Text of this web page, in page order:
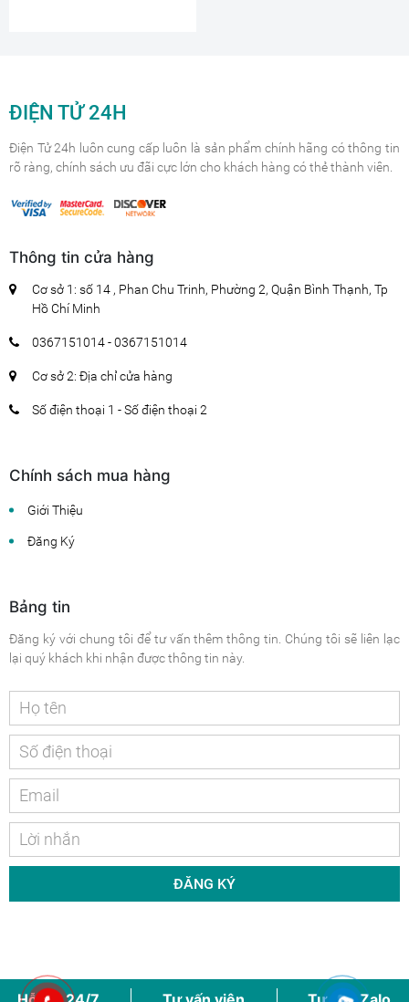
ĐIỆN TỬ 24H
Điện Tử 24h luôn cung cấp luôn là sản phẩm chính hãng có thông tin
rõ ràng, chính sách ưu đãi cực lớn cho khách hàng có thẻ thành viên.
Thông tin cửa hàng
Cơ sở 1: số 14 , Phan Chu Trinh, Phường 2, Quận Bình Thạnh, Tp
Hồ Chí Minh
0367151014 - 0367151014
Cơ sở 2: Địa chỉ cửa hàng
Số điện thoại 1 - Số điện thoại 2
Chính sách mua hàng
Giới Thiệu
Đăng Ký
Bảng tin
Đăng ký với chung tôi để tư vấn thêm thông tin. Chúng tôi sẽ liên lạc
lại quý khách khi nhận được thông tin này.
ĐĂNG KÝ